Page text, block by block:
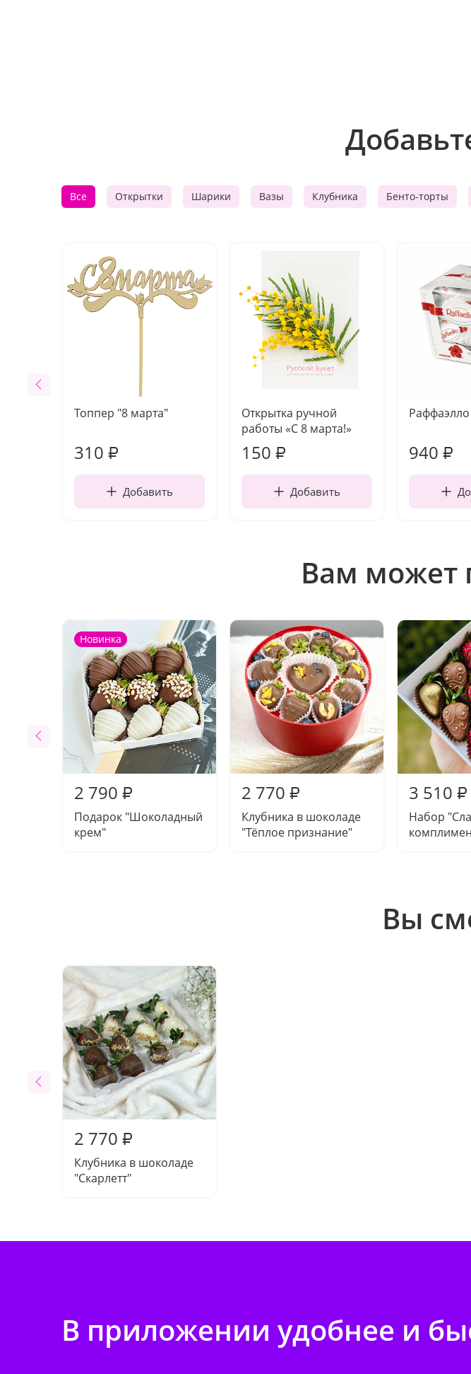
Все Открытки Шарики Вазы Клубника Бенто-торты
Топпер "8 марта"
310 ₽
Добавить
Открытка ручной
работы «С 8 марта!»
150 ₽
Добавить
Раффаэлло
940 ₽
Вам может
Новинка
2 790 ₽
Подарок "Шоколадный
крем"
2 770 ₽
Клубника в шоколаде
"Тёплое признание"
3 510 ₽
Набор
Вы
2 770 ₽
Клубника в шоколаде
"Скарлетт"
В приложении удобнее и